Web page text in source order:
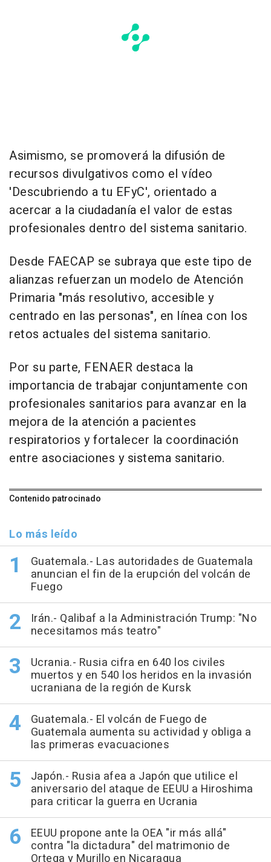
Asimismo, se promoverá la difusión de
recursos divulgativos como el vídeo
'Descubriendo a tu EFyC', orientado a
acercar a la ciudadanía el valor de estas
profesionales dentro del sistema sanitario.
Desde FAECAP se subraya que este tipo de
alianzas refuerzan un modelo de Atención
Primaria "más resolutivo, accesible y
centrado en las personas", en línea con los
retos actuales del sistema sanitario.
Por su parte, FENAER destaca la
importancia de trabajar conjuntamente con
profesionales sanitarios para avanzar en la
mejora de la atención a pacientes
respiratorios y fortalecer la coordinación
entre asociaciones y sistema sanitario.
Contenido patrocinado
Lo más leído
Guatemala.- Las autoridades de Guatemala
anuncian el fin de la erupción del volcán de
Fuego
Irán.- Qalibaf a la Administración Trump: "No
necesitamos más teatro"
Ucrania.- Rusia cifra en 640 los civiles
muertos y en 540 los heridos en la invasión
ucraniana de la región de Kursk
Guatemala.- El volcán de Fuego de
Guatemala aumenta su actividad y obliga a
las primeras evacuaciones
Japón.- Rusia afea a Japón que utilice el
aniversario del ataque de EEUU a Hiroshima
para criticar la guerra en Ucrania
EEUU propone ante la OEA "ir más allá"
contra "la dictadura" del matrimonio de